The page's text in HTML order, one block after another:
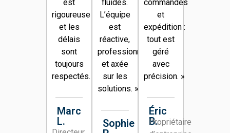
est
rigoureuse
et les
délais
sont
toujours
respectés.
Marc
L.
fluides.
L’équipe
est
réactive,
professionnelle
et axée
sur les
solutions. »
Sophie
commandes
et
expédition :
tout est
géré
avec
précision. »
Éric
B.
Propriétaire